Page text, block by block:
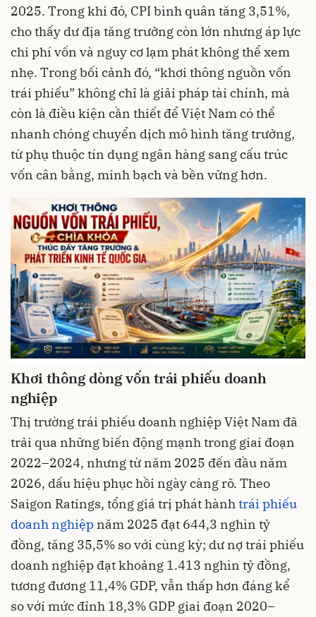
2025. Trong khi đó, CPI bình quân tăng 3,51%,
cho thấy dư địa tăng trưởng còn lớn nhưng áp lực
chi phí vốn và nguy cơ lạm phát không thể xem
nhẹ. Trong bối cảnh đó, “khơi thông nguồn vốn
trái phiếu” không chỉ là giải pháp tài chính, mà
còn là điều kiện cần thiết để Việt Nam có thể
nhanh chóng chuyển dịch mô hình tăng trưởng,
từ phụ thuộc tín dụng ngân hàng sang cấu trúc
vốn cân bằng, minh bạch và bền vững hơn.
Khơi thông dòng vốn trái phiếu doanh
nghiệp
Thị trường trái phiếu doanh nghiệp Việt Nam đã
trải qua những biến động mạnh trong giai đoạn
2022–2024, nhưng từ năm 2025 đến đầu năm
2026, dấu hiệu phục hồi ngày càng rõ. Theo
Saigon Ratings, tổng giá trị phát hànhtrái phiếu
doanh nghiệp năm 2025 đạt 644,3 nghìn tỷ
đồng, tăng 35,5% so với cùng kỳ; dư nợ trái phiếu
doanh nghiệp đạt khoảng 1.413 nghìn tỷ đồng,
tương đương 11,4% GDP, vẫn thấp hơn đáng kể
so với mức đỉnh 18,3% GDP giai đoạn 2020–